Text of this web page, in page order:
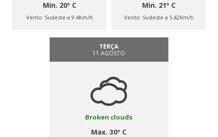
Min. 20º C
Vento: Sudeste a 9.4Km/h
Min. 21º C
Vento: Sudeste a 5.42Km/h
TERÇA
11 AGOSTO
Broken clouds
Max. 30º C